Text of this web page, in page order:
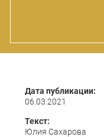
Дата публикации:
06.03.2021
Текст:
Юлия Сахарова